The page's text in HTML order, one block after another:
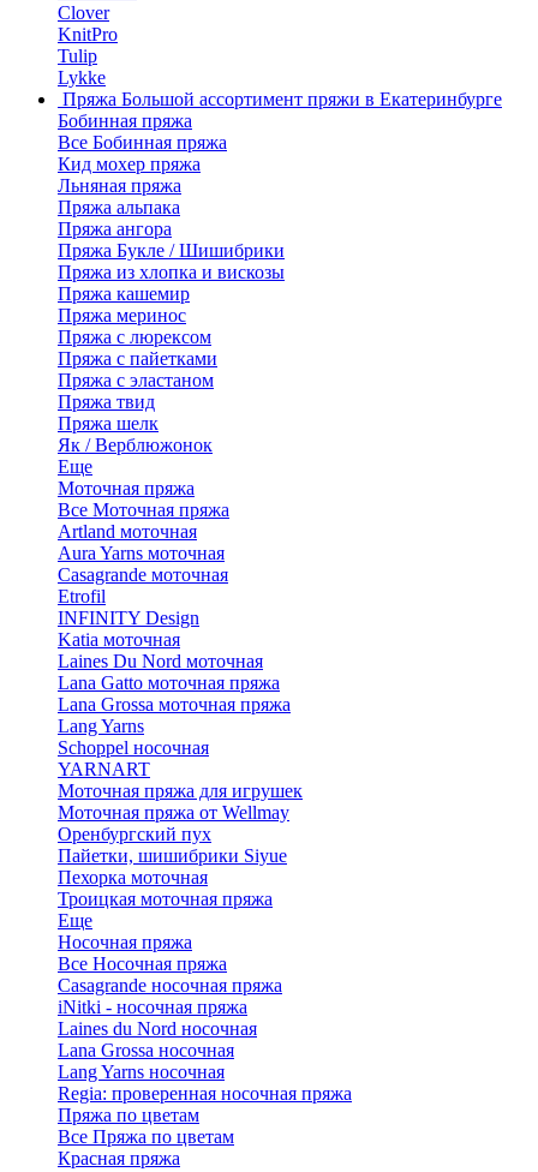
Clover
KnitPro
Tulip
Lykke
Пряжа Большой ассортимент пряжи в Екатеринбурге
Бобинная пряжа
Все Бобинная пряжа
Кид мохер пряжа
Льняная пряжа
Пряжа альпака
Пряжа ангора
Пряжа Букле / Шишибрики
Пряжа из хлопка и вискозы
Пряжа кашемир
Пряжа меринос
Пряжа с люрексом
Пряжа с пайетками
Пряжа с эластаном
Пряжа твид
Пряжа шелк
Як / Верблюжонок
Еще
Моточная пряжа
Все Моточная пряжа
Artland моточная
Aura Yarns моточная
Casagrande моточная
Etrofil
INFINITY Design
Katia моточная
Laines Du Nord моточная
Lana Gatto моточная пряжа
Lana Grossa моточная пряжа
Lang Yarns
Schoppel носочная
YARNART
Моточная пряжа для игрушек
Моточная пряжа от Wellmay
Оренбургский пух
Пайетки, шишибрики Siyue
Пехорка моточная
Троицкая моточная пряжа
Еще
Носочная пряжа
Все Носочная пряжа
Casagrande носочная пряжа
iNitki - носочная пряжа
Laines du Nord носочная
Lana Grossa носочная
Lang Yarns носочная
Regia: проверенная носочная пряжа
Пряжа по цветам
Все Пряжа по цветам
Красная пряжа